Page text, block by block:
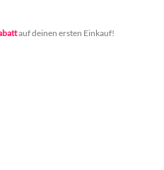
auf deinen ersten Einkauf!